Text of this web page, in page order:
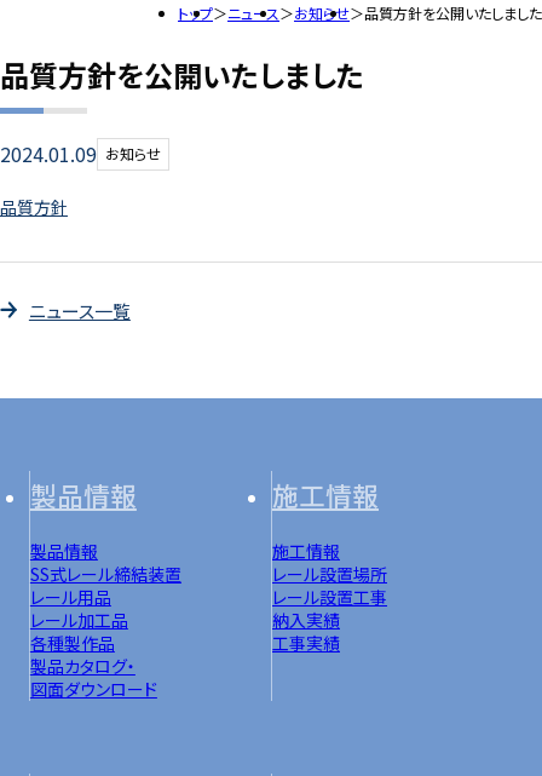
トップ ニュース お知らせ 品質方針を公開いたしました
品質方針を公開いたしました
2024.01.09 お知らせ
品質方針
ニュース一覧
製品情報
製品情報
SS式レール締結装置
レール用品
レール加工品
各種製作品
製品カタログ・
図面ダウンロード
施工情報
施工情報
レール設置場所
レール設置工事
納入実績
工事実績